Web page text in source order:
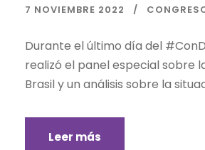
7 NOVIEMBRE 2022
Durante el último día del
realizó el panel especial sobre
Brasil y un análisis sobre la
Leer más